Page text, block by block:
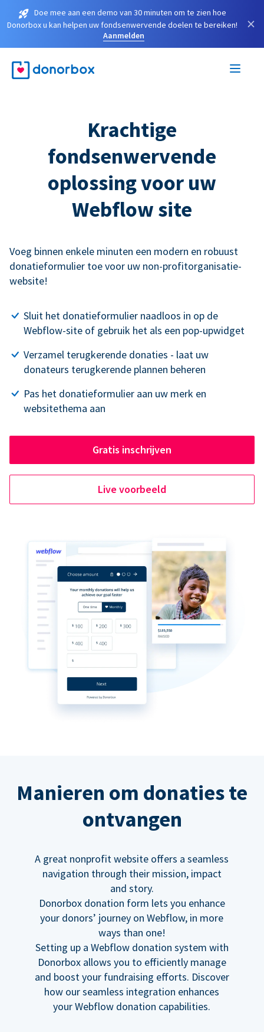
Doe mee aan een demo van 30 minuten om te zien hoe
Donorbox u kan helpen uw fondsenwervende doelen te bereiken!
Aanmelden
×
Krachtige
fondsenwervende
oplossing voor uw
Webflow site
Voeg binnen enkele minuten een modern en robuust
donatieformulier toe voor uw non-profitorganisatie-
website!
Sluit het donatieformulier naadloos in op de
Webflow-site of gebruik het als een pop-upwidget
Verzamel terugkerende donaties - laat uw
donateurs terugkerende plannen beheren
Pas het donatieformulier aan uw merk en
websitethema aan
Gratis inschrijven
Live voorbeeld
Manieren om donaties te
ontvangen
A great nonprofit website offers a seamless
navigation through their mission, impact
and story.
Donorbox donation form lets you enhance
your donors’ journey on Webflow, in more
ways than one!
Setting up a Webflow donation system with
Donorbox allows you to efficiently manage
and boost your fundraising efforts. Discover
how our seamless integration enhances
your Webflow donation capabilities.